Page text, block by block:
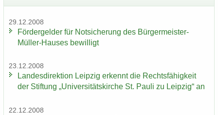
29.12.2008
För­der­gel­der für Not­si­che­rung des Bürgermeister-​
Müller-Hauses be­wil­ligt
23.12.2008
Lan­des­di­rek­ti­on Leip­zig er­kennt die Rechts­fä­hig­keit
der Stif­tung „Uni­ver­si­täts­kir­che St. Pauli zu Leip­zig“ an
22.12.2008